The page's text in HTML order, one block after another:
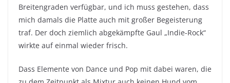
Breitengraden verfügbar, und ich muss gestehen, dass
mich damals die Platte auch mit großer Begeisterung
traf. Der doch ziemlich abgekämpfte Gaul „Indie-Rock“
wirkte auf einmal wieder frisch.
Dass Elemente von Dance und Pop mit dabei waren, die